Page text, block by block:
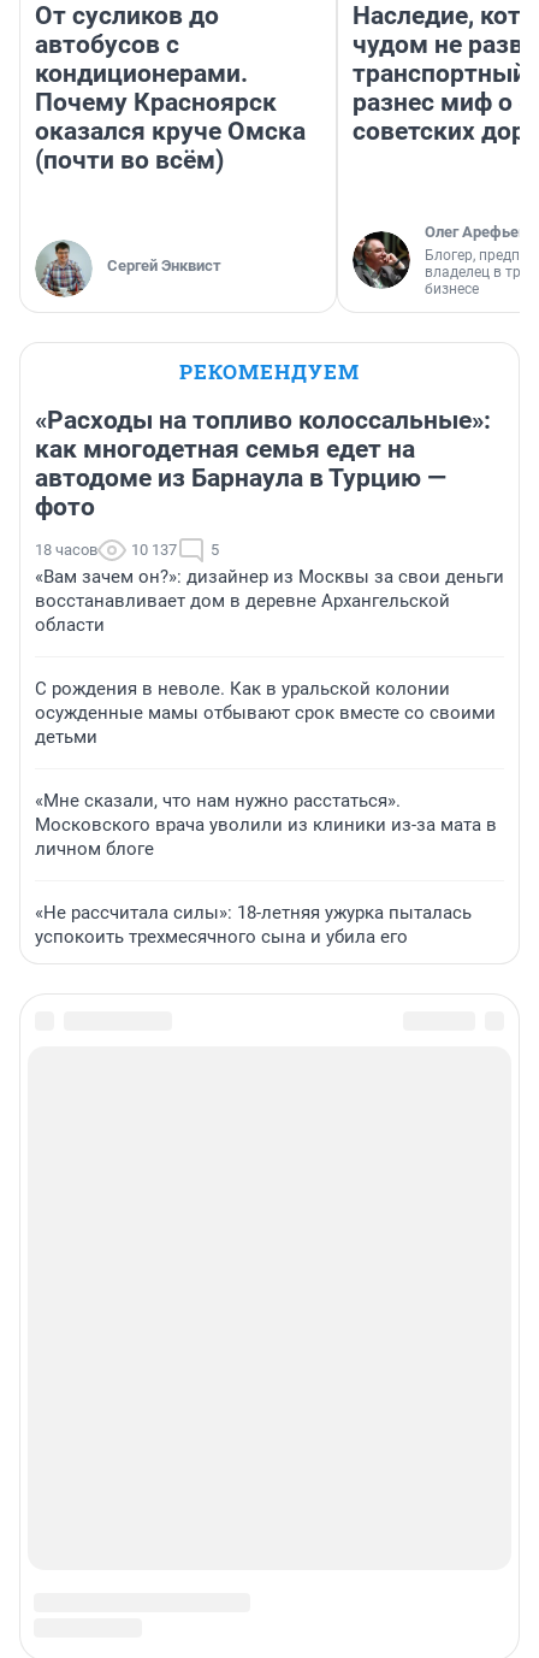
От сусликов до
автобусов с
кондиционерами.
Почему Красноярск
оказался круче Омска
(почти во всём)
Сергей Энквист
Наследие,
чудом не
транспортный
разнес миф о
советских
Олег Арефьев
Блогер,
владелец в
бизнесе
РЕКОМЕНДУЕМ
«Расходы на топливо колоссальные»:
как многодетная семья едет на
автодоме из Барнаула в Турцию —
фото
18 часов 10 137 5
«Вам зачем он?»: дизайнер из Москвы за свои деньги
восстанавливает дом в деревне Архангельской
области
С рождения в неволе. Как в уральской колонии
осужденные мамы отбывают срок вместе со своими
детьми
«Мне сказали, что нам нужно расстаться».
Московского врача уволили из клиники из-за мата в
личном блоге
«Не рассчитала силы»: 18-летняя ужурка пыталась
успокоить трехмесячного сына и убила его